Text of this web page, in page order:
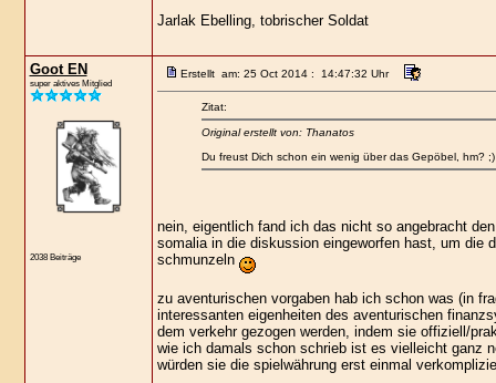
Jarlak Ebelling, tobrischer Soldat
Goot EN
super aktives Mitglied
2038 Beiträge
Erstellt am: 25 Oct 2014 : 14:47:32 Uhr
Zitat:
Original erstellt von: Thanatos
Du freust Dich schon ein wenig über das Gepöbel, hm? ;)
nein, eigentlich fand ich das nicht so angebracht
somalia in die diskussion eingeworfen hast, um die
schmunzeln
zu aventurischen vorgaben hab ich schon was (in
interessanten eigenheiten des aventurischen
dem verkehr gezogen werden, indem sie offiziell/
wie ich damals schon schrieb ist es vielleicht ganz
würden sie die spielwährung erst einmal